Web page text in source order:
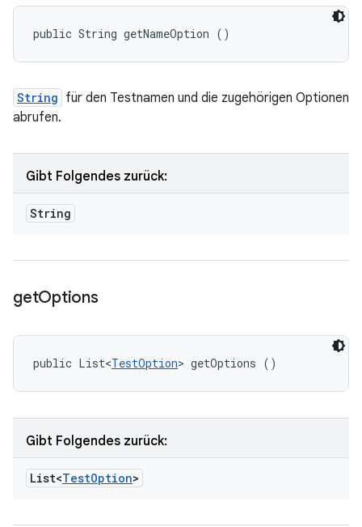
public String getNameOption ()
String für den Testnamen und die zugehörigen Optionen
abrufen.
Gibt Folgendes zurück:
String
getOptions
public List<TestOption> getOptions ()
Gibt Folgendes zurück:
List<TestOption>